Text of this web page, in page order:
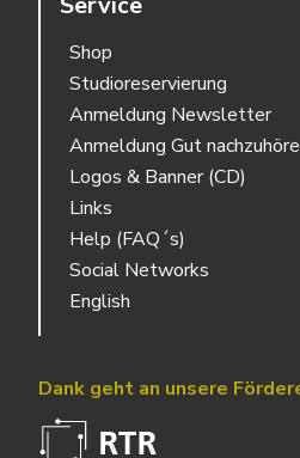
Shop
Studioreservierung
Anmeldung Newsletter
Anmeldung Gut
Logos & Banner (CD)
Links
Help (FAQ´s)
Social Networks
English
Dank geht an unsere